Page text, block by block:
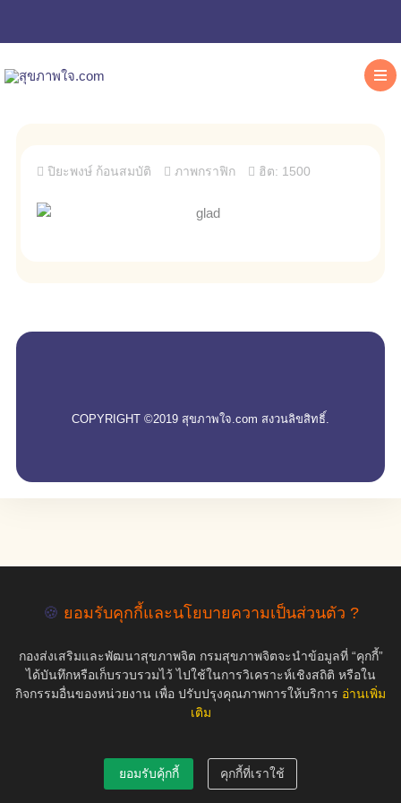
ปิยะพงษ์ ก้อนสมบัติ ภาพกราฟิก ฮิต: 1500
COPYRIGHT ©2019 สุขภาพใจ.com สงวนลิขสิทธิ์.
🍪 ยอมรับคุกกี้และนโยบายความเป็นส่วนตัว ?
กองส่งเสริมและพัฒนาสุขภาพจิต กรมสุขภาพจิตจะนำข้อมูลที่ “คุกกี้”
ได้บันทึกหรือเก็บรวบรวมไว้ ไปใช้ในการวิเคราะห์เชิงสถิติ หรือใน
กิจกรรมอื่นของหน่วยงาน เพื่อ ปรับปรุงคุณภาพการให้บริการ อ่านเพิ่ม
เติม
ยอมรับคุ้กกี้ คุกกี้ที่เราใช้